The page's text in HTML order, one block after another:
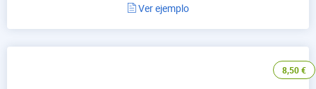
Ver ejemplo
8,50€